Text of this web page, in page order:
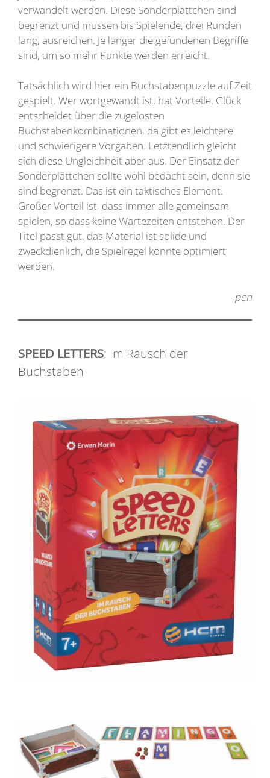
verwandelt werden. Diese Sonderplättchen sind
begrenzt und müssen bis Spielende, drei Runden
lang, ausreichen. Je länger die gefundenen Begriffe
sind, um so mehr Punkte werden erreicht.
Tatsächlich wird hier ein Buchstabenpuzzle auf Zeit
gespielt. Wer wortgewandt ist, hat Vorteile. Glück
entscheidet über die zugelosten
Buchstabenkombinationen, da gibt es leichtere
und schwierigere Vorgaben. Letztendlich gleicht
sich diese Ungleichheit aber aus. Der Einsatz der
Sonderplättchen sollte wohl bedacht sein, denn sie
sind begrenzt. Das ist ein taktisches Element.
Großer Vorteil ist, dass immer alle gemeinsam
spielen, so dass keine Wartezeiten entstehen. Der
Titel passt gut, das Material ist solide und
zweckdienlich, die Spielregel könnte optimiert
werden.
-pen
SPEED LETTERS: Im Rausch der
Buchstaben